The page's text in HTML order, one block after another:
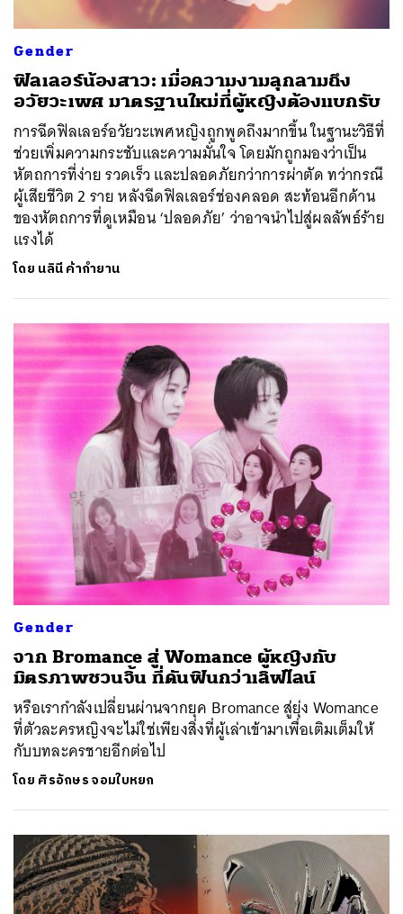
Gender
ฟิลเลอร์น้องสาว: เมื่อความงามลุกลามถึง
อวัยวะเพศ มาตรฐานใหม่ที่ผู้หญิงต้องแบกรับ
การฉีดฟิลเลอร์อวัยวะเพศหญิงถูกพูดถึงมากขึ้น ในฐานะวิธีที่
ช่วยเพิ่มความกระชับและความมั่นใจ โดยมักถูกมองว่าเป็น
หัตถการที่ง่าย รวดเร็ว และปลอดภัยกว่าการผ่าตัด ทว่ากรณี
ผู้เสียชีวิต 2 ราย หลังฉีดฟิลเลอร์ช่องคลอด สะท้อนอีกด้าน
ของหัตถการที่ดูเหมือน ‘ปลอดภัย’ ว่าอาจนำไปสู่ผลลัพธ์ร้าย
แรงได้
โดย นลินี ค้ากำยาน
Gender
จาก Bromance สู่ Womance ผู้หญิงกับ
มิตรภาพชวนจิ้น ที่ดันฟินกว่าเลิฟไลน์
หรือเรากำลังเปลี่ยนผ่านจากยุค Bromance สู่ยุ่ง Womance
ที่ตัวละครหญิงจะไม่ใช่เพียงสิ่งที่ผู้เล่าเข้ามาเพื่อเติมเต็มให้
กับบทละครชายอีกต่อไป
โดย ศิรอักษร จอมใบหยก
SHARE TWEET LINE EMAIL